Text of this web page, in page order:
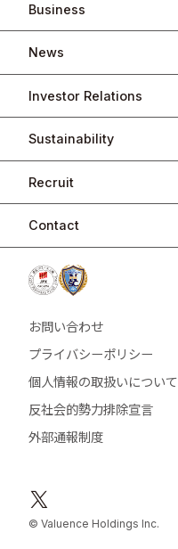
Business
News
Investor Relations
Sustainability
Recruit
Contact
お問い合わせ
プライバシーポリシー
個人情報の取扱いについて
反社会的勢力排除宣言
外部通報制度
© Valuence Holdings Inc.